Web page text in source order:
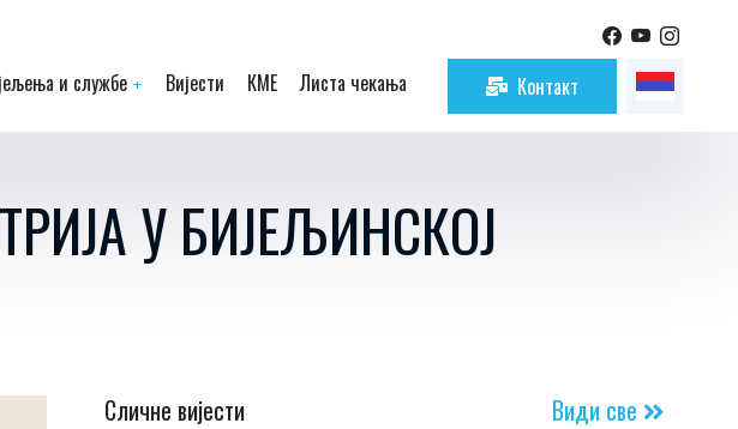
и службе + Вијести КМЕ Листа чекања Контакт
У БИЈЕЉИНСКОЈ
Сличне вијести Види све